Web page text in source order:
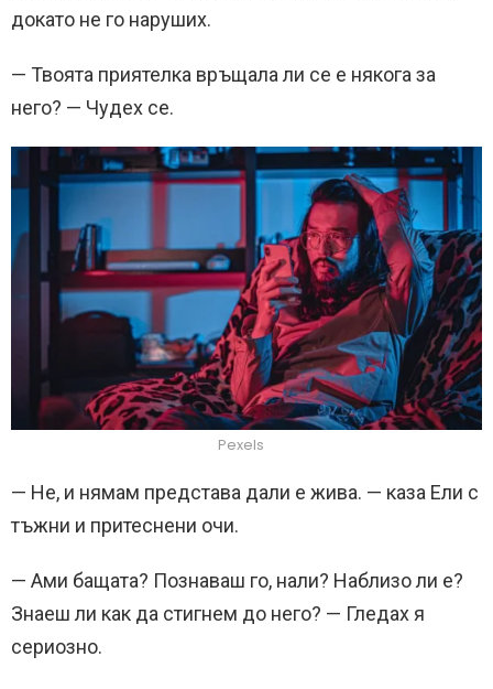
докато не го наруших.
— Твоята приятелка връщала ли се е някога за
него? — Чудех се.
Pexels
— Не, и нямам представа дали е жива. — каза Ели с
тъжни и притеснени очи.
— Ами бащата? Познаваш го, нали? Наблизо ли е?
Знаеш ли как да стигнем до него? — Гледах я
сериозно.